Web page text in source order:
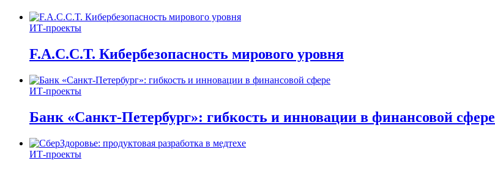
ИТ-проекты
F.A.C.C.T. Кибербезопасность мирового уровня
ИТ-проекты
Банк «Санкт-Петербург»: гибкость и инновации в финансовой сфере
ИТ-проекты